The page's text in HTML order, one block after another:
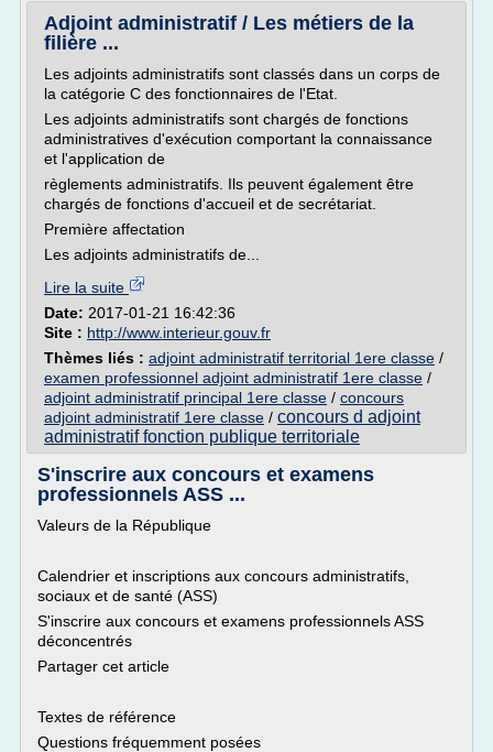
Adjoint administratif / Les métiers de la
filière ...
Les adjoints administratifs sont classés dans un corps de
la catégorie C des fonctionnaires de l'Etat.
Les adjoints administratifs sont chargés de fonctions
administratives d'exécution comportant la connaissance
et l'application de
règlements administratifs. Ils peuvent également être
chargés de fonctions d'accueil et de secrétariat.
Première affectation
Les adjoints administratifs de...
Lire la suite
Date: 2017-01-21 16:42:36
Site : http://www.interieur.gouv.fr
Thèmes liés : adjoint administratif territorial 1ere classe /
examen professionnel adjoint administratif 1ere classe /
adjoint administratif principal 1ere classe / concours
adjoint administratif 1ere classe / concours d adjoint
administratif fonction publique territoriale
S'inscrire aux concours et examens
professionnels ASS ...
Valeurs de la République
Calendrier et inscriptions aux concours administratifs,
sociaux et de santé (ASS)
S'inscrire aux concours et examens professionnels ASS
déconcentrés
Partager cet article
Textes de référence
Questions fréquemment posées